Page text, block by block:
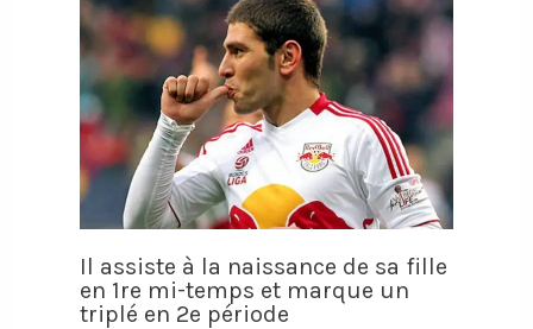
Il assiste à la naissance de sa fille
en 1re mi-temps et marque un
triplé en 2e période